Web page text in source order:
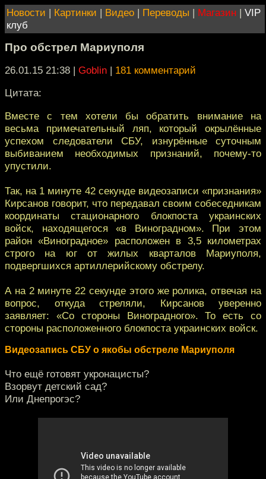
Новости | Картинки | Видео | Переводы | Магазин | VIP
клуб
Про обстрел Мариуполя
26.01.15 21:38 | Goblin | 181 комментарий
Цитата:
Вместе с тем хотели бы обратить внимание на
весьма примечательный ляп, который окрылённые
успехом следователи СБУ, изнурённые суточным
выбиванием необходимых признаний, почему-то
упустили.
Так, на 1 минуте 42 секунде видеозаписи «признания»
Кирсанов говорит, что передавал своим собеседникам
координаты стационарного блокпоста украинских
войск, находящегося «в Виноградном». При этом
район «Виноградное» расположен в 3,5 километрах
строго на юг от жилых кварталов Мариуполя,
подвергшихся артиллерийскому обстрелу.
А на 2 минуте 22 секунде этого же ролика, отвечая на
вопрос, откуда стреляли, Кирсанов уверенно
заявляет: «Со стороны Виноградного». То есть со
стороны расположенного блокпоста украинских войск.
Видеозапись СБУ о якобы обстреле Мариуполя
Что ещё готовят укронацисты?
Взорвут детский сад?
Или Днепрогэс?